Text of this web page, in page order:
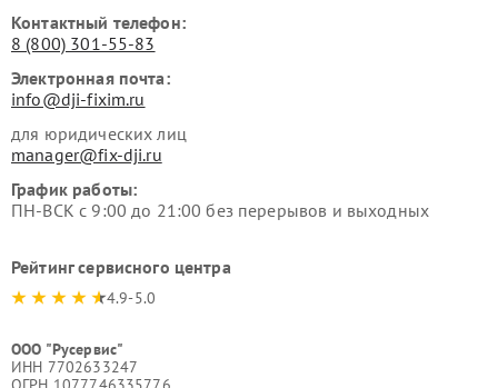
Контактный телефон:
8 (800) 301-55-83
Электронная почта:
info@dji-fixim.ru
для юридических лиц
manager@fix-dji.ru
График работы:
ПН-ВСК с 9:00 до 21:00 без перерывов и выходных
Рейтинг сервисного центра
4.9-5.0
ООО "Русервис"
ИНН 7702633247